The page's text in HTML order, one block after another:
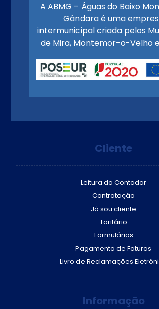
A ABMG – Águas do Baixo
Gândara é uma
intermunicipal criada pelos
de Mira, Montemor-o-Velho
Cliente
Leitura do Contador
Contratação
Já sou cliente
Tarifário
Formulários
Pagamento de Faturas
Livro de Reclamações
Informação